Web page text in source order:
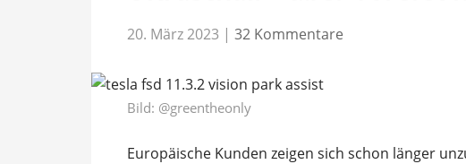
20. März 2023 | 32 Kommentare
Bild: @greentheonly
Europäische Kunden zeigen sich schon länger